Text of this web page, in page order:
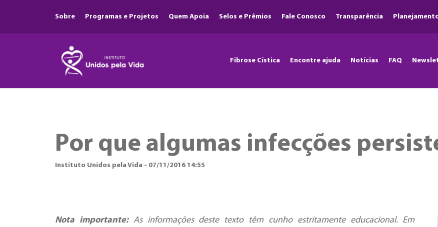
Sobre Programas e Projetos Quem Apoia Selos e Prêmios Fale Conosco Transparência
Fibrose Cística Encontre ajuda Notícias FAQ
Por que algumas infecções
Instituto Unidos pela Vida - 07/11/2016 14:55
Nota importante:As informações deste texto têm cunho estritamente educacional. Em